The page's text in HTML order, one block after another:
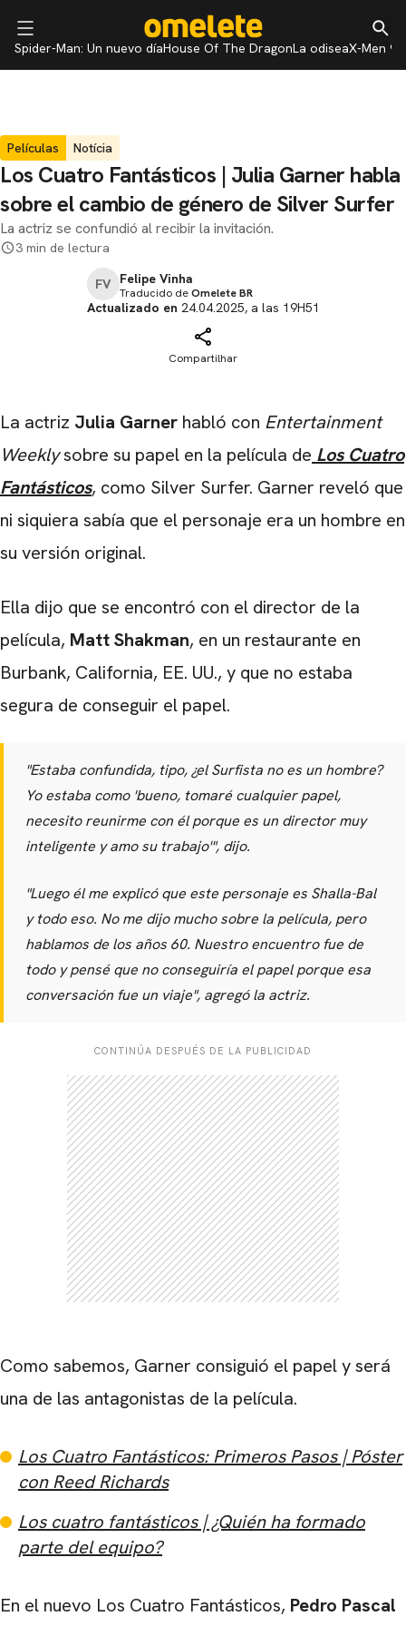
Spider-Man: Un nuevo díaHouse Of The DragonLa odiseaX-Men 97
Películas Notícia
Los Cuatro Fantásticos | Julia Garner habla
sobre el cambio de género de Silver Surfer
La actriz se confundió al recibir la invitación.
3 min de lectura
FV Felipe Vinha
Traducido deOmelete BR
Actualizado en 24.04.2025, a las 19H51
Compartilhar
La actriz Julia Garner habló con Entertainment
Weeklysobre su papel en la película de Los Cuatro
Fantásticos, como Silver Surfer. Garner reveló que
ni siquiera sabía que el personaje era un hombre en
su versión original.
Ella dijo que se encontró con el director de la
película, Matt Shakman, en un restaurante en
Burbank, California, EE. UU., y que no estaba
segura de conseguir el papel.
"Estaba confundida, tipo, ¿el Surfista no es un hombre?
Yo estaba como 'bueno, tomaré cualquier papel,
necesito reunirme con él porque es un director muy
inteligente y amo su trabajo'", dijo.
"Luego él me explicó que este personaje es Shalla-Bal
y todo eso. No me dijo mucho sobre la película, pero
hablamos de los años 60. Nuestro encuentro fue de
todo y pensé que no conseguiría el papel porque esa
conversación fue un viaje", agregó la actriz.
CONTINÚA DESPUÉS DE LA PUBLICIDAD
Como sabemos, Garner consiguió el papel y será
una de las antagonistas de la película.
Los Cuatro Fantásticos: Primeros Pasos | Póster
con Reed Richards
Los cuatro fantásticos | ¿Quién ha formado
parte del equipo?
En el nuevo Los Cuatro Fantásticos, Pedro Pascal